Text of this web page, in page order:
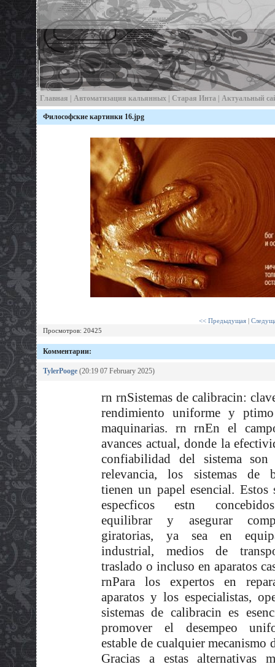
Главная Автоматизация кальянных Старая Инта | Актуальный
Философские картинки 16.jpg
<< Предыдущая|
Просмотров: 20425
Комментарии:
TylerPooge (20:19 07 February 2025)
rn rnSistemas de calibracin:
rendimiento uniforme y
maquinarias. rn rnEn el
avances actual, donde la
confiabilidad del sistema
relevancia, los sistemas de
tienen un papel esencial. Estos
especficos estn
equilibrar y asegurar
giratorias, ya sea en
industrial, medios de
traslado o incluso en aparatos
rnPara los expertos en
aparatos y los especialistas,
sistemas de calibracin es
promover el desempeo
estable de cualquier mecanismo
Gracias a estas alternativas